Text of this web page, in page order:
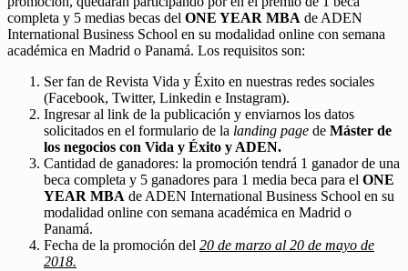
completa y 5 medias becas del ONE YEAR MBA de ADEN
International Business School en su modalidad online con semana
académica en Madrid o Panamá. Los requisitos son:
Ser fan de Revista Vida y Éxito en nuestras redes sociales
(Facebook, Twitter, Linkedin e Instagram).
Ingresar al link de la publicación y enviarnos los datos
solicitados en el formulario de la landing page de Máster de
los negocios con Vida y Éxito y ADEN.
Cantidad de ganadores: la promoción tendrá 1 ganador de una
beca completa y 5 ganadores para 1 media beca para el ONE
YEAR MBA de ADEN International Business School en su
modalidad online con semana académica en Madrid o
Panamá.
Fecha de la promoción del 20 de marzo al 20 de mayo de
2018.